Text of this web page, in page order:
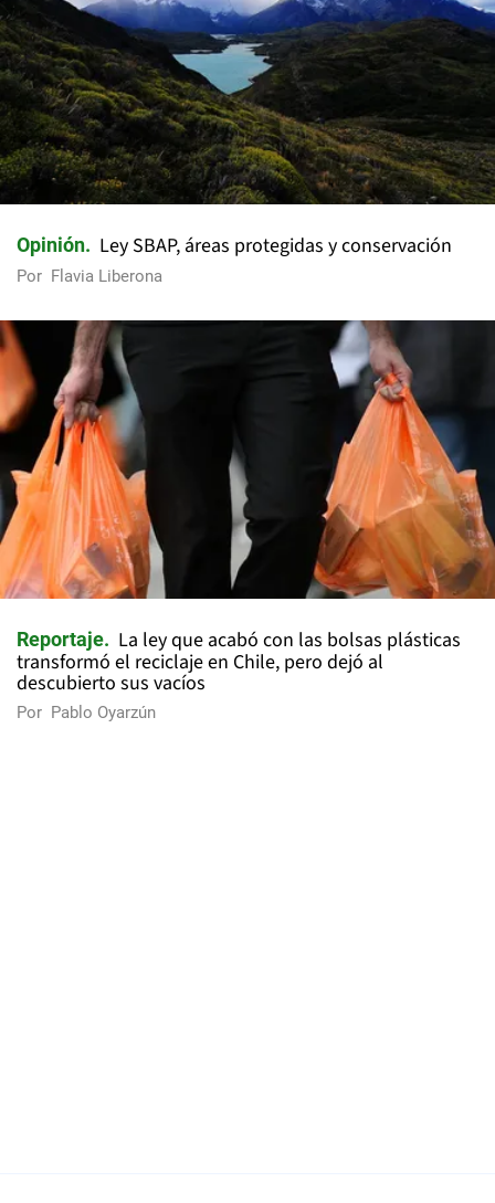
Opinión Ley SBAP, áreas protegidas y conservación
Por Flavia Liberona
Reportaje
La ley que acabó con las bolsas plásticas
transformó el reciclaje en Chile, pero dejó al
descubierto sus vacíos
Por Pablo Oyarzún